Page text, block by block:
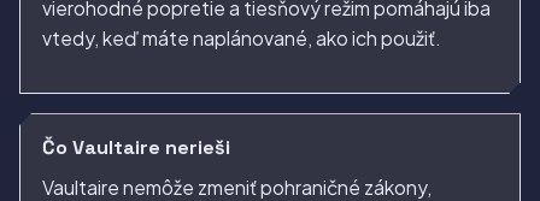
vierohodné popretie a tiesňový režim pomáhajú iba
vtedy, keď máte naplánované, ako ich použiť.
Čo Vaultaire nerieši
Vaultaire nemôže zmeniť pohraničné zákony,